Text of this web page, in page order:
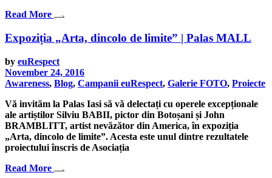
Read More
Expoziția „Arta, dincolo de limite” | Palas MALL
by euRespect
November 24, 2016
Awareness, Blog, Campanii euRespect, Galerie FOTO, Proiecte
Vă invităm la Palas Iasi să vă delectați cu operele excepționale
ale artiștilor Silviu BABII, pictor din Botoșani și John
BRAMBLITT, artist nevăzător din America, în expoziția
„Arta, dincolo de limite”. Acesta este unul dintre rezultatele
proiectului înscris de Asociația
Read More